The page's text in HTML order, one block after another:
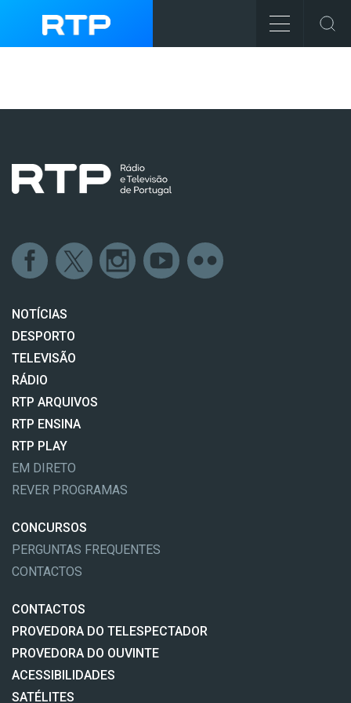
NOTÍCIAS
DESPORTO
TELEVISÃO
RÁDIO
RTP ARQUIVOS
RTP ENSINA
RTP PLAY
EM DIRETO
REVER PROGRAMAS
CONCURSOS
PERGUNTAS FREQUENTES
CONTACTOS
CONTACTOS
PROVEDORA DO TELESPECTADOR
PROVEDORA DO OUVINTE
ACESSIBILIDADES
SATÉLITES